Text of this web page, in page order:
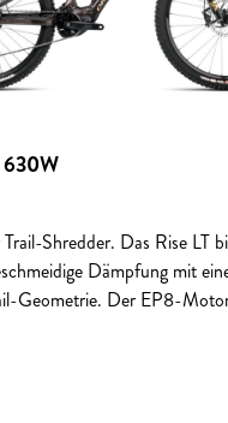
630W
Shredder. Das Rise LT
Dämpfung mit
Geometrie. Der EP8-
Fahrverhalten.
zurzeit nicht verfügbar.)